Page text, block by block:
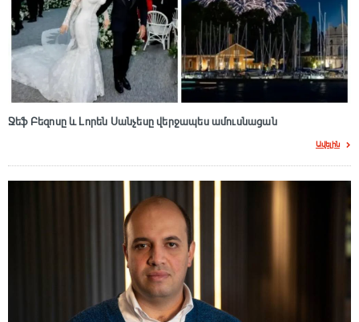
Ջեֆ Բեզոսը և Լորեն Սանչեսը վերջապես ամուսնացան
Ավելին